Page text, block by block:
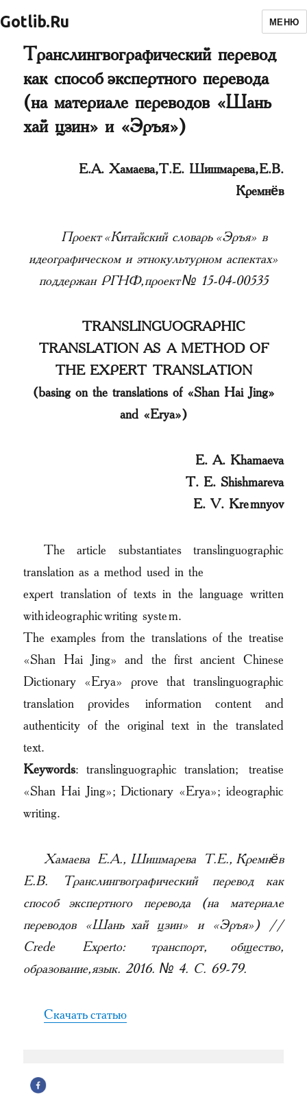
Gotlib.Ru МЕНЮ
Транслингвографический перевод
как способ экспертного перевода
(на материале переводов «Шань
хай цзин» и «Эръя»)
Е.А. Хамаева, Т.Е. Шишмарева, Е.В.
Кремнёв
Проект «Китайский словарь «Эръя» в
идеографическом и этнокультурном аспектах»
поддержан РГНФ, проект № 15-04-00535
TRANSLINGUOGRAPHIC
TRANSLATION AS A METHOD OF
THE EXPERT TRANSLATION
(basing on the translations of «Shan Hai Jing»
and «Erya»)
E. A. Khamaeva
T. E. Shishmareva
E. V. Kremnyov
The article substantiates translinguographic
translation as a method used in the
expert translation of texts in the language written
with ideographic writing system.
The examples from the translations of the treatise
«Shan Hai Jing» and the first ancient Chinese
Dictionary «Erya» prove that translinguographic
translation provides information content and
authenticity of the original text in the translated
text.
Keywords: translinguographic translation; treatise
«Shan Hai Jing»; Dictionary «Erya»; ideographic
writing.
Хамаева Е.А., Шишмарева Т.Е., Кремнёв
Е.В. Транслингвографический перевод как
способ экспертного перевода (на материале
переводов «Шань хай цзин» и «Эръя») //
Crede Experto: транспорт, общество,
образование, язык. 2016. № 4. С. 69-79.
Скачать статью